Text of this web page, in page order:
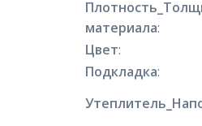
материала:
Цвет:
Подкладка: